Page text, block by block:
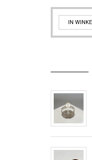
IN